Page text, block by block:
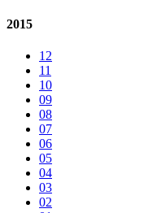
2015
12
11
10
09
08
07
06
05
04
03
02